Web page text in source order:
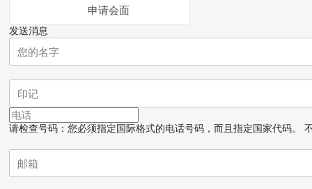
申请会面
发送消息
请检查号码：您必须指定国际格式的电话号码，而且指定国家代码。